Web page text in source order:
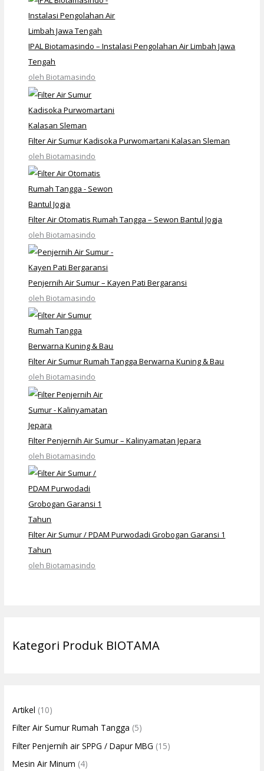
IPAL Biotamasindo – Instalasi Pengolahan Air Limbah Jawa
Tengah
oleh Biotamasindo
Filter Air Sumur Kadisoka Purwomartani Kalasan Sleman
oleh Biotamasindo
Filter Air Otomatis Rumah Tangga – Sewon Bantul Jogja
oleh Biotamasindo
Penjernih Air Sumur – Kayen Pati Bergaransi
oleh Biotamasindo
Filter Air Sumur Rumah Tangga Berwarna Kuning & Bau
oleh Biotamasindo
Filter Penjernih Air Sumur – Kalinyamatan Jepara
oleh Biotamasindo
Filter Air Sumur / PDAM Purwodadi Grobogan Garansi 1
Tahun
oleh Biotamasindo
Kategori Produk BIOTAMA
Artikel (10)
Filter Air Sumur Rumah Tangga (5)
Filter Penjernih air SPPG / Dapur MBG (15)
Mesin Air Minum (4)